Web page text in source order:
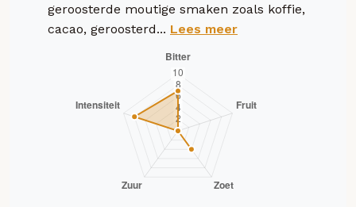
geroosterde moutige smaken zoals koffie,
cacao, geroosterd... Lees meer